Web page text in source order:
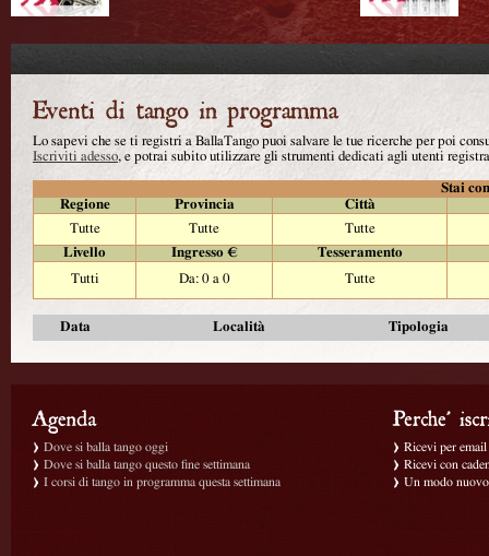
Lo sapevi che se ti registri a BallaTango puoi salvare le tue ricerche per poi
Iscriviti adesso, e potrai subito utilizzare gli strumenti dedicati agli utenti
Stai
Regione
Provincia
Città
Tutte
Tutte
Tutte
Livello
Ingresso €
Tesseramento
Tutti
Da: 0 a 0 Tutte
Data Località Tipologia
Dove si balla tango oggi
Dove si balla tango questo fine settimana
I corsi di tango in programma questa settimana
Ricevi per
Ricevi con
Un modo